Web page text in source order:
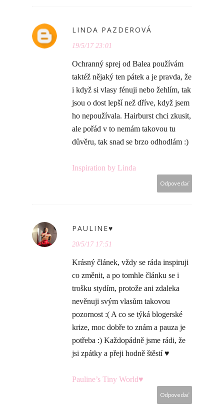
LINDA PAZDEROVÁ
19/5/17 23:01
Ochranný sprej od Balea používám
taktéž nějaký ten pátek a je pravda, že
i když si vlasy fénuji nebo žehlím, tak
jsou o dost lepší než dříve, když jsem
ho nepoužívala. Hairburst chci zkusit,
ale pořád v to nemám takovou tu
důvěru, tak snad se brzo odhodlám :)
Inspiration by Linda
Odpovedať
PAULINE♥
20/5/17 17:51
Krásný článek, vždy se ráda inspiruji
co změnit, a po tomhle článku se i
trošku stydím, protože ani zdaleka
nevěnuji svým vlasům takovou
pozornost :( A co se týká blogerské
krize, moc dobře to znám a pauza je
potřeba :) Každopádně jsme rádi, že
jsi zpátky a přeji hodně štěstí ♥
Pauline’s Tiny World♥
Odpovedať